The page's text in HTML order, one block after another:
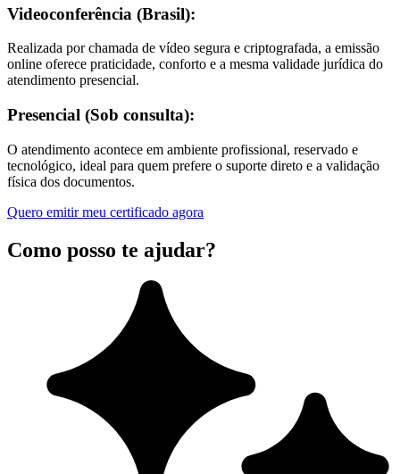
Videoconferência (Brasil):
Realizada por chamada de vídeo segura e criptografada, a emissão
online oferece praticidade, conforto e a mesma validade jurídica do
atendimento presencial.
Presencial (Sob consulta):
O atendimento acontece em ambiente profissional, reservado e
tecnológico, ideal para quem prefere o suporte direto e a validação
física dos documentos.
Quero emitir meu certificado agora
Como posso te ajudar?